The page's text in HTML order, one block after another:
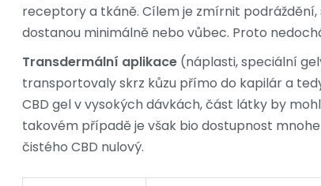
receptory a tkáně. Cílem je zmírnit
dostanou minimálně nebo vůbec. Proto
Transdermální aplikace (náplasti, speciální
transportovaly skrz kůzu přímo do kapilár a
CBD gel v vysokých dávkách, část látky by
takovém případě je však bio dostupnost
čistého CBD nulový.